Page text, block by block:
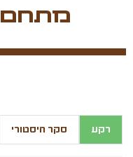
מתחם 9 – מודיעין
רקע סקר היסטורי